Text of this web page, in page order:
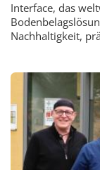
Interface, das
Nachhaltigkeit,